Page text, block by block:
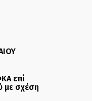
επί
με σχέση